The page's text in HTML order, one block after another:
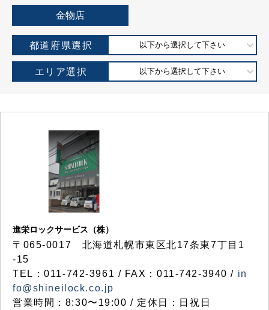
金物店
都道府県選択 以下から選択して下さい
エリア選択 以下から選択して下さい
進栄ロックサービス（株）
〒065-0017 北海道札幌市東区北17条東7丁目1
-15
TEL：011-742-3961 / FAX：011-742-3940 / in
fo@shineilock.co.jp
営業時間：8:30〜19:00 / 定休日：日祝日